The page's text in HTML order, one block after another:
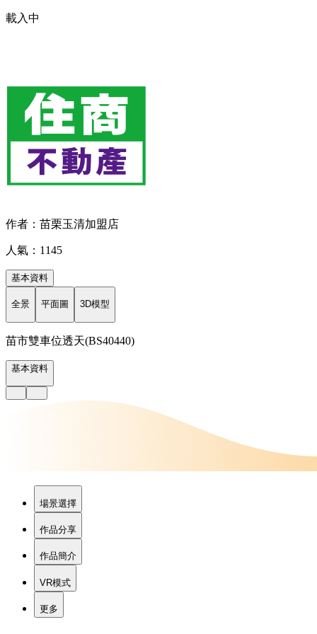
載入中
作者：苗栗玉清加盟店
人氣：1145
基本資料
全景 平面圖 3D模型
苗市雙車位透天(BS40440)
基本資料
場景選擇
作品分享
作品簡介
VR模式
更多